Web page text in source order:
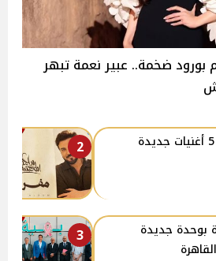
ضخمة.. عبير نعمة تبهر
2
ماجد المهندس يطرح 5 أغنيات جديدة
3
بوحدة جديدة